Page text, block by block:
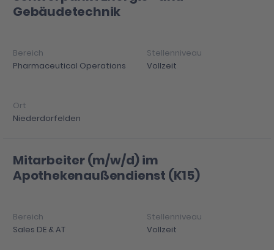
Gebäudetechnik
Pharmaceutical Operations Vollzeit
Niederdorfelden
Mitarbeiter (m/w/d) im
Apothekenaußendienst (K15)
Sales DE & AT Vollzeit